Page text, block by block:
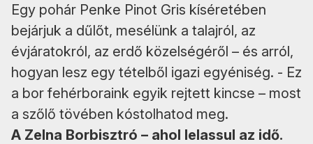
Egy pohár Penke Pinot Gris kíséretében
bejárjuk a dűlőt, mesélünk a talajról, az
évjáratokról, az erdő közelségéről – és arról,
hogyan lesz egy tételből igazi egyéniség. - Ez
a bor fehérboraink egyik rejtett kincse – most
a szőlő tövében kóstolhatod meg.
A Zelna Borbisztró – ahol lelassul az idő.